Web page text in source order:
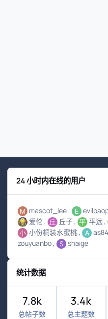
24 小时内在线的用户
mascot_lee
爱伦
丘子 平远
小份桐装水蜜桃
zouyuanbo
shaige
统计数据
7.8k
总帖子数
3.4k
总主题数